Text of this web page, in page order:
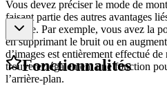
Vous devez préciser le mode de
faisant partie des autres avantages
service. Par exemple, vous avez la
en supprimant le bruit ou en
d’images est entièrement effectué
trouverez également une fonction
l’arrière-plan.
Fonctionnalités